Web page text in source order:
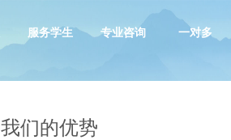
服务学生 专业咨询 一对多
我们的优势